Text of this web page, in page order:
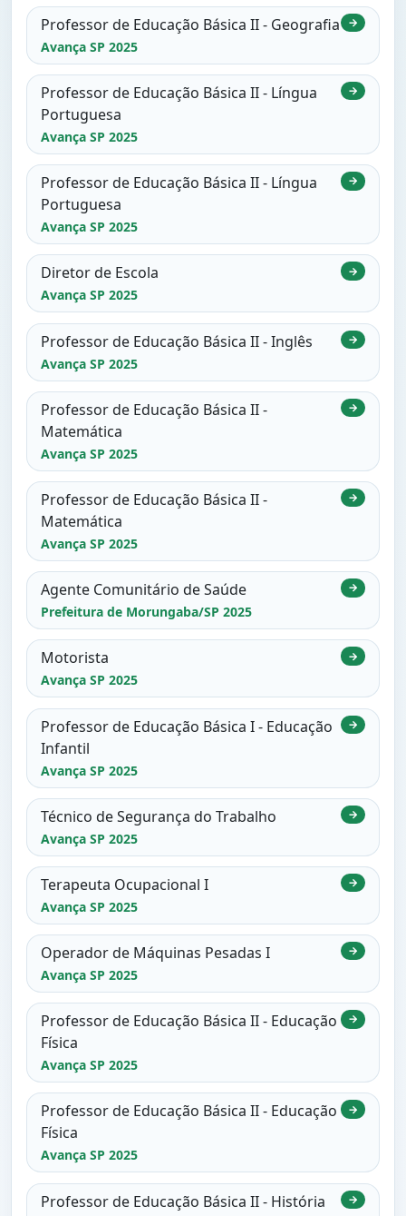
Professor de Educação Básica II - Geografia
Avança SP 2025
→
Professor de Educação Básica II - Língua
Portuguesa
Avança SP 2025
→
Professor de Educação Básica II - Língua
Portuguesa
Avança SP 2025
→
Diretor de Escola
Avança SP 2025
→
Professor de Educação Básica II - Inglês
Avança SP 2025
→
Professor de Educação Básica II -
Matemática
Avança SP 2025
→
Professor de Educação Básica II -
Matemática
Avança SP 2025
→
Agente Comunitário de Saúde
Prefeitura de Morungaba/SP 2025
→
Motorista
Avança SP 2025
→
Professor de Educação Básica I - Educação
Infantil
Avança SP 2025
→
Técnico de Segurança do Trabalho
Avança SP 2025
→
Terapeuta Ocupacional I
Avança SP 2025
→
Operador de Máquinas Pesadas I
Avança SP 2025
→
Professor de Educação Básica II - Educação
Física
Avança SP 2025
→
Professor de Educação Básica II - Educação
Física
Avança SP 2025
→
Professor de Educação Básica II - História →